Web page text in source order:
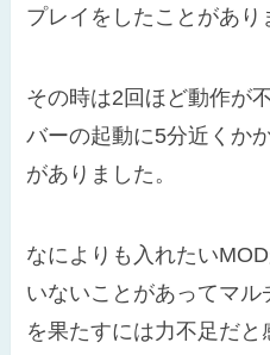
プレイをしたことがあり
その時は2回ほど動作が
バーの起動に5分近くか
がありました。
なによりも入れたい
いないことがあってマル
を果たすには力不足だと